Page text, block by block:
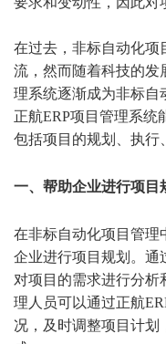
在过去，非标自动化项
流，然而随着科技的发
理系统逐渐成为非标自
正航ERP项目管理系统
包括项目的规划、执行
一、帮助企业进行项目
在非标自动化项目管理
企业进行项目规划。通
对项目的需求进行分析
理人员可以通过正航
况，及时调整项目计划